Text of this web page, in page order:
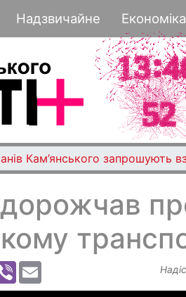
Надзвичайне Економіка
Кам’янського запрошують
Viber